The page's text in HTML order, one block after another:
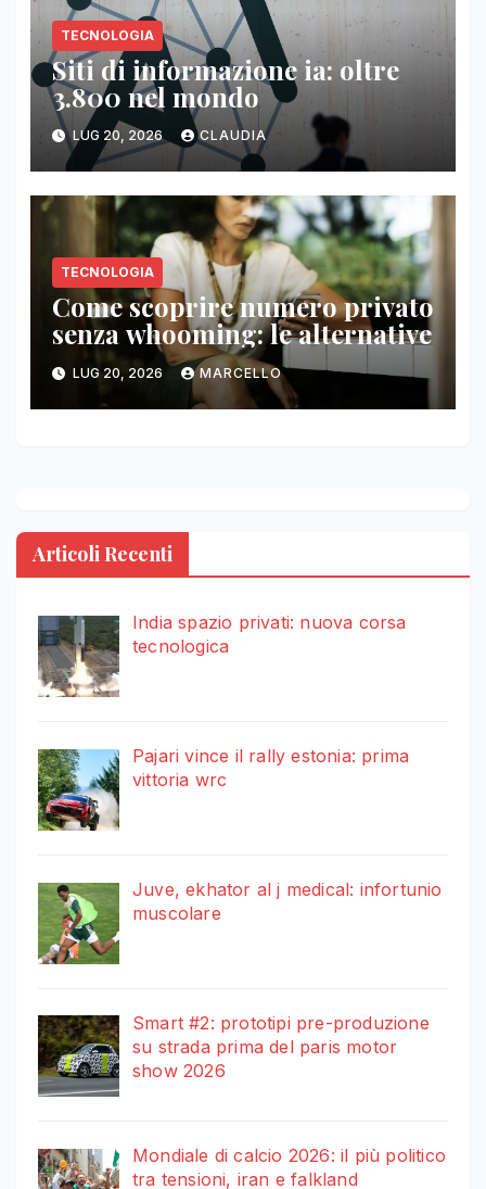
TECNOLOGIA
Siti di informazione ia: oltre
3.800 nel mondo
LUG 20, 2026 CLAUDIA
TECNOLOGIA
Come scoprire numero privato
senza whooming: le alternative
LUG 20, 2026 MARCELLO
Articoli Recenti
India spazio privati: nuova corsa
tecnologica
Pajari vince il rally estonia: prima
vittoria wrc
Juve, ekhator al j medical: infortunio
muscolare
Smart #2: prototipi pre-produzione
su strada prima del paris motor
show 2026
Mondiale di calcio 2026: il più politico
tra tensioni, iran e falkland